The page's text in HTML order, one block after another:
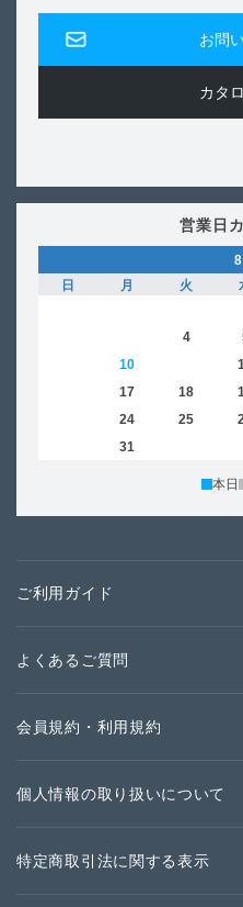
お問
カタ
営業日
8
日
月 火
4
10
17 18
24 25
31
本日
ご利用ガイド
よくあるご質問
会員規約・利用規約
個人情報の取り扱いについて
特定商取引法に関する表示